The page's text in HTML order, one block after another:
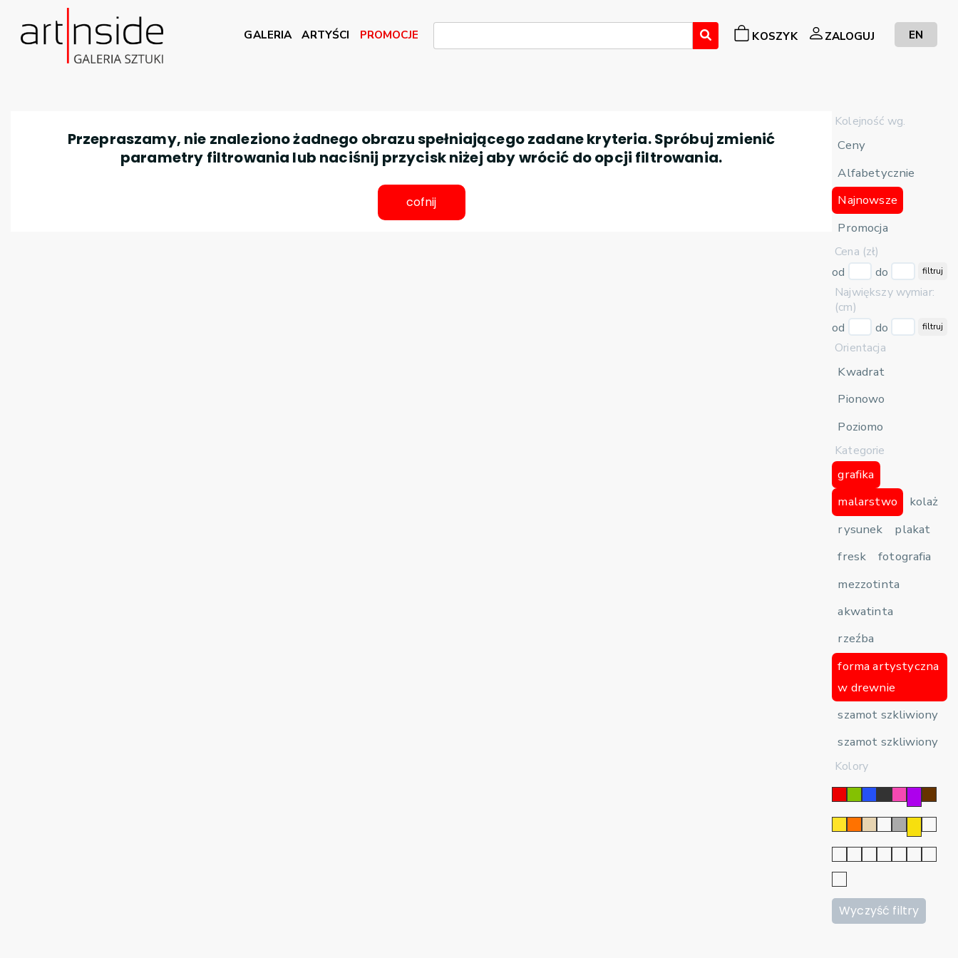
GALERIA ARTYŚCI PROMOCJE KOSZYK ZALOGUJ EN
Kolejność wg.
Ceny
Alfabetycznie
Najnowsze
Promocja
Cena (zł)
od
do filtruj
Największy wymiar:
(cm)
od
do filtruj
Orientacja
Kwadrat
Pionowo
Poziomo
Kategorie
grafika
malarstwo
kolaż
rysunek
plakat
fresk
fotografia
mezzotinta
akwatinta
rzeźba
forma artystyczna
w drewnie
szamot szkliwiony
szamot szkliwiony
Kolory
Wyczyść filtry
Przepraszamy, nie znaleziono żadnego obrazu spełniającego zadane kryteria. Spróbuj zmienić
parametry filtrowania lub naciśnij przycisk niżej aby wrócić do opcji filtrowania.
cofnij